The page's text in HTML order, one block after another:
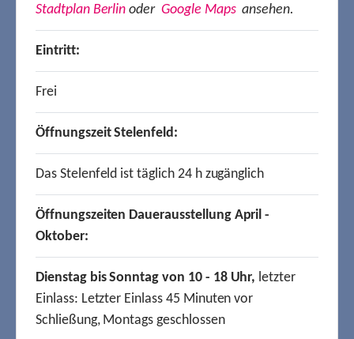
Stadtplan Berlin oder Google Mapsansehen.
Eintritt:
Frei
Öffnungszeit Stelenfeld:
Das Stelenfeld ist täglich 24 h zugänglich
Öffnungszeiten Dauerausstellung April -
Oktober:
Dienstag bis Sonntag von 10 - 18 Uhr, letzter
Einlass: Letzter Einlass 45 Minuten vor
Schließung, Montags geschlossen